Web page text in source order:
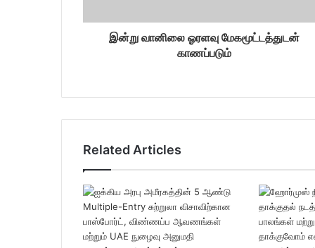
r
இன்று வானிலை ஓரளவு மேகமூட்டத்துடன்
காணப்படும்
Related Articles